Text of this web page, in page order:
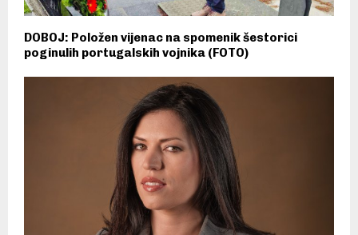
DOBOJ: Položen vijenac na spomenik šestorici
poginulih portugalskih vojnika (FOTO)